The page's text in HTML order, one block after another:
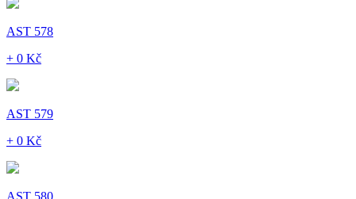
AST 578
+ 0 Kč
AST 579
+ 0 Kč
AST 580